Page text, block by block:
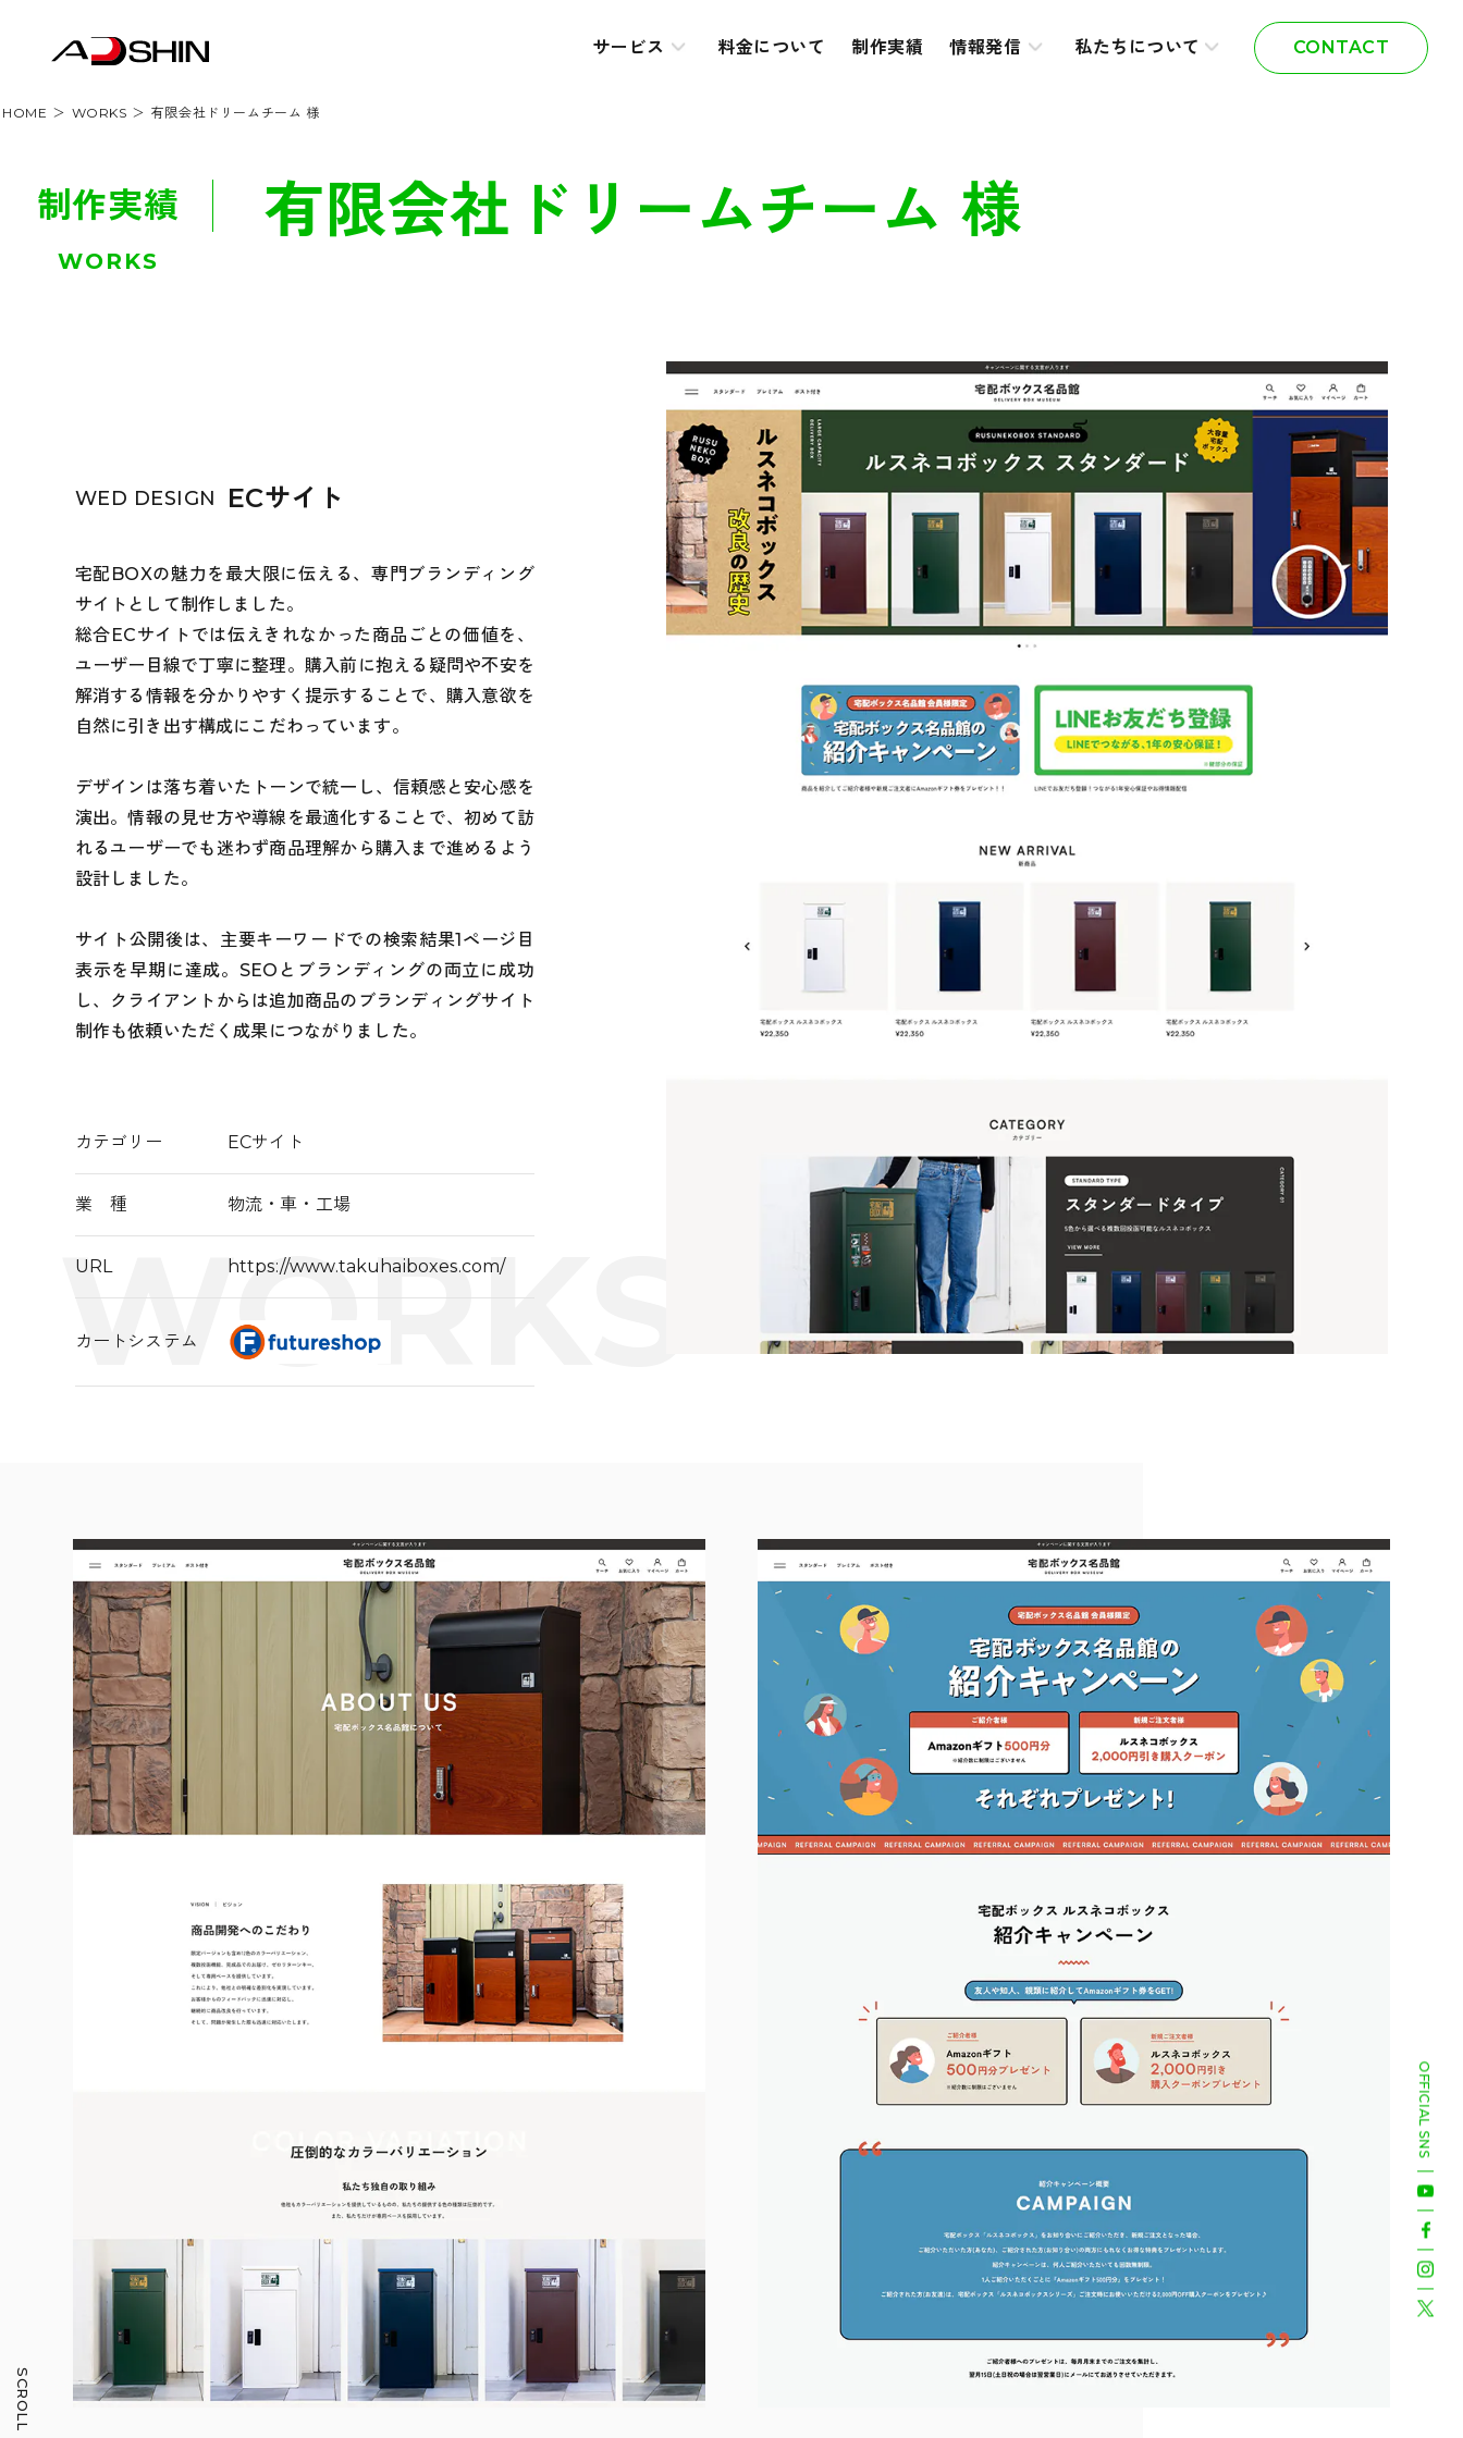
SCROLL
サービス 料金について 制作実績 情報発信 私たちについて CONTACT
OFFICIAL SNS
HOME WORKS 有限会社ドリームチーム 様
制作実績
WORKS
有限会社ドリームチーム 様
WED DESIGN ECサイト
宅配BOXの魅力を最大限に伝える、専門ブランディング
サイトとして制作しました。
総合ECサイトでは伝えきれなかった商品ごとの価値を、
ユーザー目線で丁寧に整理。購入前に抱える疑問や不安を
解消する情報を分かりやすく提示することで、購入意欲を
自然に引き出す構成にこだわっています。
デザインは落ち着いたトーンで統一し、信頼感と安心感を
演出。情報の見せ方や導線を最適化することで、初めて訪
れるユーザーでも迷わず商品理解から購入まで進めるよう
設計しました。
サイト公開後は、主要キーワードでの検索結果1ページ目
表示を早期に達成。SEOとブランディングの両立に成功
し、クライアントからは追加商品のブランディングサイト
制作も依頼いただく成果につながりました。
カテゴリー ECサイト
業 種 物流・車・工場
URL https://www.takuhaiboxes.com/
カートシステム